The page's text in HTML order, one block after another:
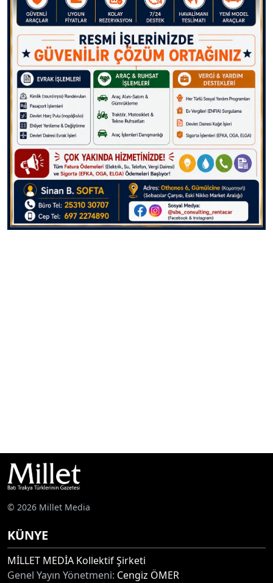
© 2026 Millet Media
KÜNYE
MİLLET MEDİA Kollektif Şirketi
Genel Yayın Yönetmeni: Cengiz ÖMER